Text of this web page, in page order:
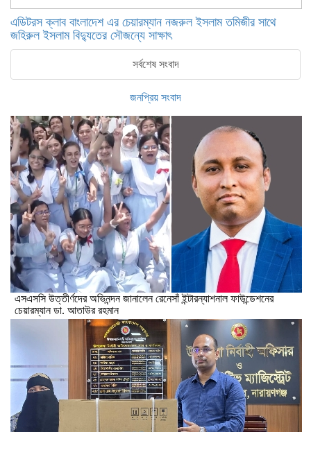
এডিটরস ক্লাব বাংলাদেশ এর চেয়ারম্যান নজরুল ইসলাম তমিজীর সাথে
জহিরুল ইসলাম বিদ্যুতের সৌজন্যে সাক্ষাৎ
সর্বশেষ সংবাদ
জনপ্রিয় সংবাদ
এসএসসি উত্তীর্ণদের অভিনন্দন জানালেন রেনেসাঁ ইন্টারন্যাশনাল ফাউন্ডেশনের
চেয়ারম্যান ডা. আতাউর রহমান